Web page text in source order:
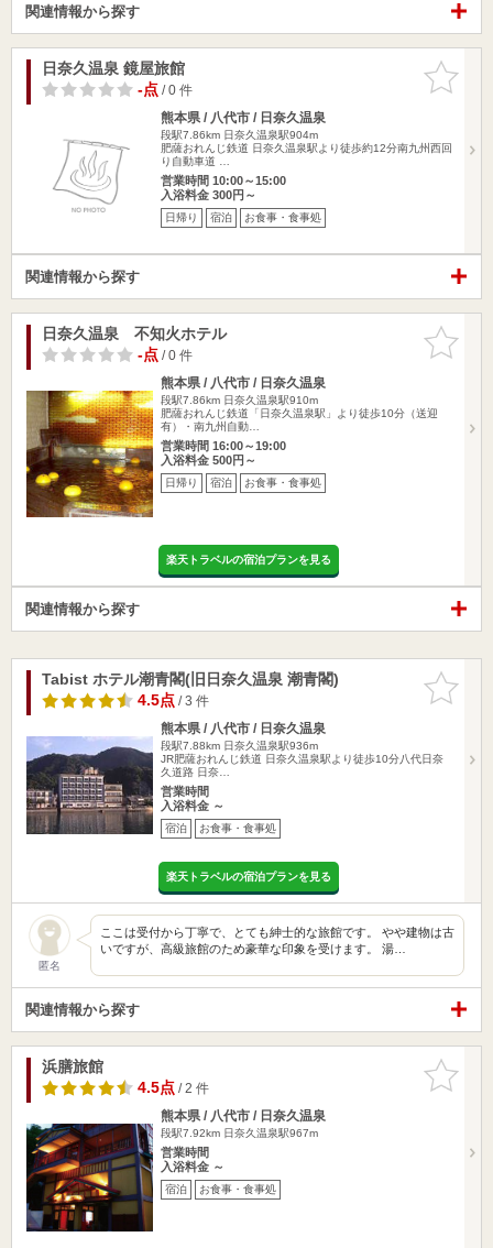
関連情報から探す
お気に入
りに追加
日奈久温泉 鏡屋旅館
-点/ 0 件
熊本県 / 八代市 / 日奈久温泉
段駅7.86km 日奈久温泉駅904m
肥薩おれんじ鉄道 日奈久温泉駅より徒歩約12分南九州西回
り自動車道 …
営業時間 10:00～15:00
入浴料金 300円～
日帰り 宿泊 お食事・食事処
関連情報から探す
お気に入
りに追加
日奈久温泉 不知火ホテル
-点/ 0 件
熊本県 / 八代市 / 日奈久温泉
段駅7.86km 日奈久温泉駅910m
肥薩おれんじ鉄道「日奈久温泉駅」より徒歩10分（送迎
有）・南九州自動…
営業時間 16:00～19:00
入浴料金 500円～
日帰り 宿泊 お食事・食事処
楽天トラベルの宿泊プランを見る
関連情報から探す
お気に入
りに追加
Tabist ホテル潮青閣(旧日奈久温泉 潮青閣)
4.5点/ 3 件
熊本県 / 八代市 / 日奈久温泉
段駅7.88km 日奈久温泉駅936m
JR肥薩おれんじ鉄道 日奈久温泉駅より徒歩10分八代日奈
久道路 日奈…
営業時間
入浴料金 ～
宿泊 お食事・食事処
楽天トラベルの宿泊プランを見る
匿名
ここは受付から丁寧で、とても紳士的な旅館です。 やや建物は古
いですが、高級旅館のため豪華な印象を受けます。 湯…
関連情報から探す
お気に入
りに追加
浜膳旅館
4.5点/ 2 件
熊本県 / 八代市 / 日奈久温泉
段駅7.92km 日奈久温泉駅967m
営業時間
入浴料金 ～
宿泊 お食事・食事処